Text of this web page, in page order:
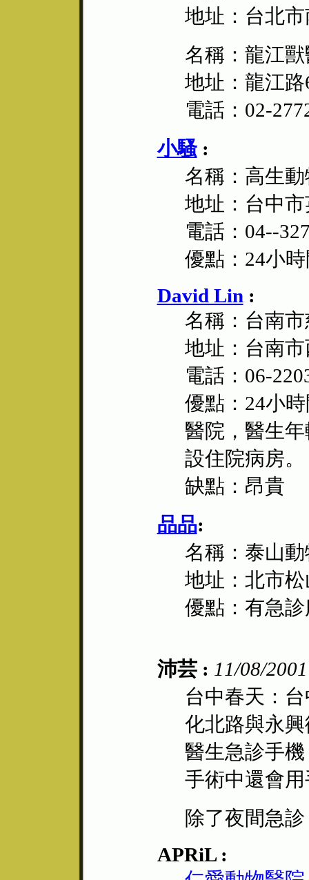
地址：台北
名稱：龍江
地址：龍江
電話：02-
小騷:
名稱：高生
地址：台中
電話：04--
優點：24小
David Lin :
名稱：台南
地址：台南
電話：06-
優點：24小
醫院，醫生
設住院病房。
缺點：昂貴
品品:
名稱：泰山
地址：北市
優點：有急
沛芸 : 11/08/2001
台中春天：
化北路與永
醫生急診手機
手術中還會
除了夜間急
APRiL :